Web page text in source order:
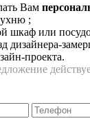
Вам
;
шкаф или
дизайнера-
проекта.